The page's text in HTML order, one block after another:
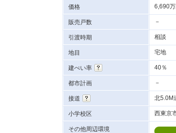
価格 6,690万
販売戸数 －
引渡時期 相談
地目 宅地
建ぺい率 40％
都市計画 －
接道 北5.0M
小学校区 西東京
その他周辺環境